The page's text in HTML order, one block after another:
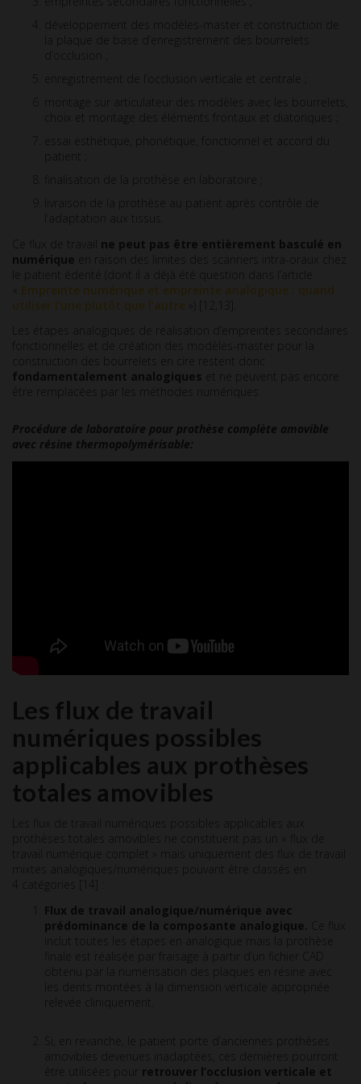
développement des modèles-master et construction de
la plaque de base d’enregistrement des bourrelets
enregistrement de l’occlusion verticale et centrale ;
montage sur articulateur des modèles avec les bourrelets,
choix et montage des éléments frontaux et diatoriques ;
essai esthétique, phonétique, fonctionnel et accord du
patient ;
finalisation de la prothèse en laboratoire ;
livraison de la prothèse au patient après contrôle de
l’adaptation aux tissus.
Ce flux de travail ne peut pas être entièrement basculé en
numérique en raison des limites des scanners intra-oraux chez
le patient édenté (dont il a déjà été question dans l’article
Empreinte numérique et empreinte analogique : quand
utiliser l’une plutôt que l’autre ») [12,13].
Les étapes analogiques de réalisation d’empreintes secondaires
fonctionnelles et de création des modèles-master pour la
construction des bourrelets en cire restent donc
fondamentalement analogiques et ne peuvent pas encore
être remplacées par les méthodes numériques.
Procédure de laboratoire pour prothèse complète amovible
avec résine thermopolymérisable:
Les flux de travail
numériques possibles
applicables aux prothèses
totales amovibles
Les flux de travail numériques possibles applicables aux
prothèses totales amovibles ne constituent pas un « flux de
travail numérique complet » mais uniquement des flux de travail
mixtes analogiques/numériques pouvant être classés en
4 catégories [14] :
Flux de travail analogique/numérique avec
prédominance de la composante analogique.
inclut toutes les étapes en analogique mais la prothèse
finale est réalisée par fraisage à partir d’un fichier CAD
obtenu par la numérisation des plaques en résine avec
les dents montées à la dimension verticale appropriée
relevée cliniquement.
Si, en revanche, le patient porte d’anciennes prothèses
amovibles devenues inadaptées, ces dernières pourront
être utilisées pour retrouver l’occlusion verticale et